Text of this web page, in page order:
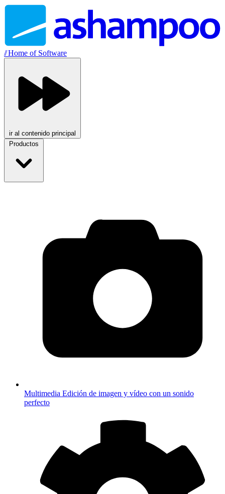
//Home of Software
ir al contenido principal
Productos
Multimedia Edición de imagen y vídeo con un sonido
perfecto